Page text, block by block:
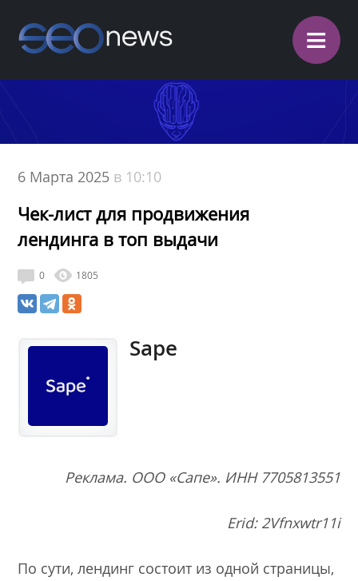
≡
6 Марта 2025 в 10:10
Чек-лист для продвижения
лендинга в топ выдачи
0 1805
Sape
Реклама. ООО «Сапе». ИНН 7705813551
Erid: 2Vfnxwtr11i
По сути, лендинг состоит из одной страницы,